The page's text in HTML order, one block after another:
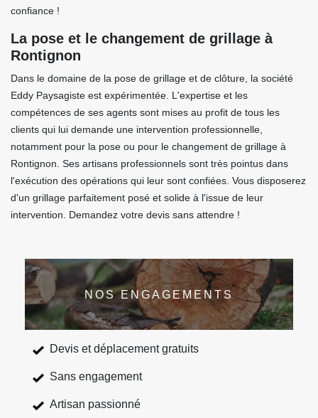
confiance !
La pose et le changement de grillage à
Rontignon
Dans le domaine de la pose de grillage et de clôture, la société
Eddy Paysagiste est expérimentée. L'expertise et les
compétences de ses agents sont mises au profit de tous les
clients qui lui demande une intervention professionnelle,
notamment pour la pose ou pour le changement de grillage à
Rontignon. Ses artisans professionnels sont très pointus dans
l'exécution des opérations qui leur sont confiées. Vous disposerez
d'un grillage parfaitement posé et solide à l'issue de leur
intervention. Demandez votre devis sans attendre !
NOS ENGAGEMENTS
Devis et déplacement gratuits
Sans engagement
Artisan passionné